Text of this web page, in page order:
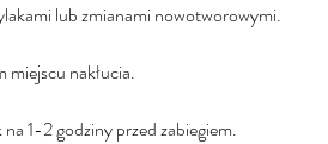
lub zmianami nowotworowymi.
nakłucia.
na 1-2 godziny przed zabiegiem.